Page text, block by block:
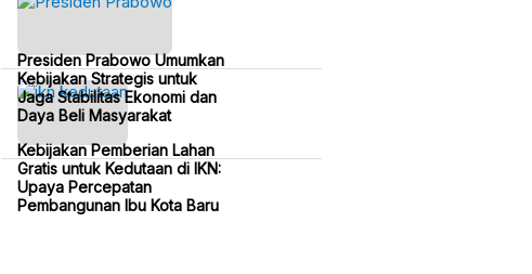
Presiden Prabowo Umumkan
Kebijakan Strategis untuk
Jaga Stabilitas Ekonomi dan
Daya Beli Masyarakat
Kebijakan Pemberian Lahan
Gratis untuk Kedutaan di IKN:
Upaya Percepatan
Pembangunan Ibu Kota Baru